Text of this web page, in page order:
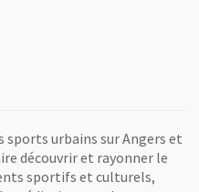
urbains sur Angers et
découvrir et rayonner le
sportifs et culturels,